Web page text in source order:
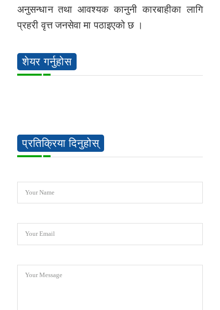
अनुसन्धान तथा आवश्यक कानुनी कारबाहीका लागि
प्रहरी वृत्त जनसेवा मा पठाइएको छ ।
शेयर गर्नुहोस
प्रतिक्रिया दिनुहोस्
Your Name
Your Email
Your Message